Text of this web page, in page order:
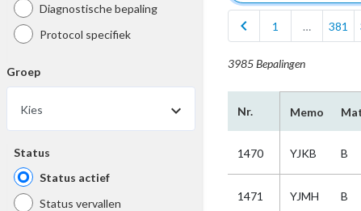
Diagnostische bepaling
Protocol specifiek
Groep
Kies
Status
Status actief
Status vervallen
chevron_left
1 … 381
3985 Bepalingen
Nr. Memo arrow_drop_down
1470 YJKB B
1471 YJMH B